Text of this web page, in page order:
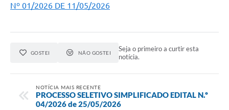
Nº 01/2026 DE 11/05/2026
GOSTEI NÃO GOSTEI
Seja o primeiro a curtir esta
notícia.
NOTÍCIA MAIS RECENTE
PROCESSO SELETIVO SIMPLIFICADO EDITAL N.º
04/2026 de 25/05/2026